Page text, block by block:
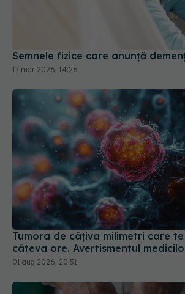
Semnele fizice care anunță
17 mar 2026, 14:26
Tumora de câțiva milimetri care
câteva ore. Avertismentul
01 aug 2026, 20:51